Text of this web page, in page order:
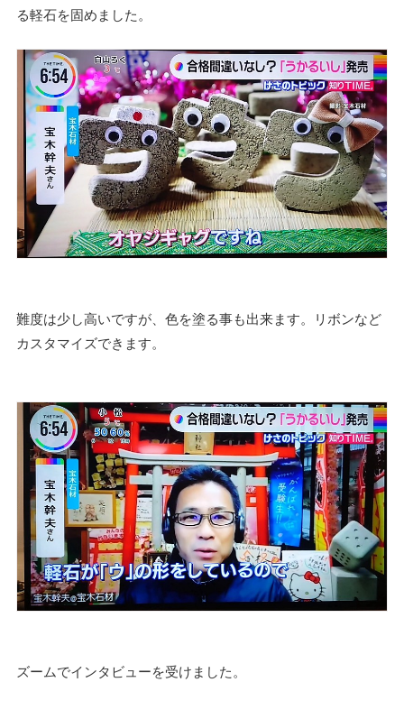
る軽石を固めました。
難度は少し高いですが、色を塗る事も出来ます。リボンなど
カスタマイズできます。
ズームでインタビューを受けました。